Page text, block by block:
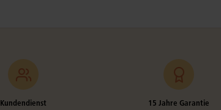
Kundendienst 15 Jahre Garantie